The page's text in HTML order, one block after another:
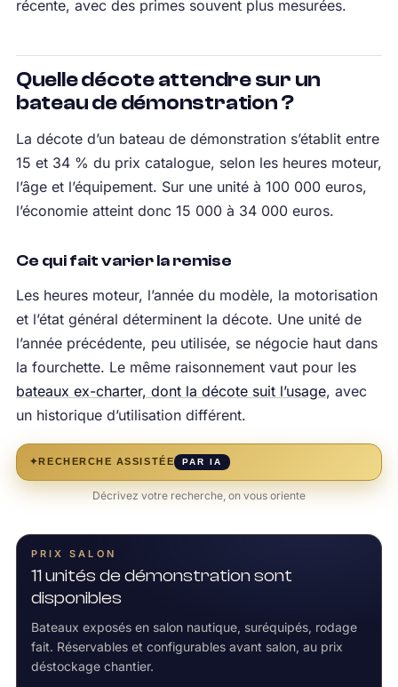
récente, avec des primes souvent plus mesurées.
Quelle décote attendre sur un
bateau de démonstration ?
La décote d’un bateau de démonstration s’établit entre
15 et 34 % du prix catalogue, selon les heures moteur,
l’âge et l’équipement. Sur une unité à 100 000 euros,
l’économie atteint donc 15 000 à 34 000 euros.
Ce qui fait varier la remise
Les heures moteur, l’année du modèle, la motorisation
et l’état général déterminent la décote. Une unité de
l’année précédente, peu utilisée, se négocie haut dans
la fourchette. Le même raisonnement vaut pour les
bateaux ex-charter, dont la décote suit l’usage, avec
un historique d’utilisation différent.
✦ RECHERCHE ASSISTÉE PAR IA
Décrivez votre recherche, on vous oriente
PRIX SALON
11 unités de démonstration sont
disponibles
Bateaux exposés en salon nautique, suréquipés, rodage
fait. Réservables et configurables avant salon, au prix
déstockage chantier.